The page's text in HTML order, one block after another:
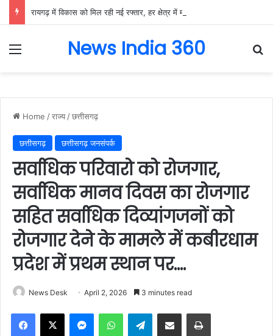
Menu News India 360
Home /राज्य /छत्तीसगढ़
छत्तीसगढ़ छत्तीसगढ़ जनसंपर्क
सर्वाधिक परिवारो को रोजगार,
सर्वाधिक मानव दिवस का रोजगार
सहित सर्वाधिक दिव्यांगजनों को
रोजगार देने के मामले में कबीरधाम
प्रदेश में प्रथम स्थान पर….
News Desk April 2, 2026 3 minutes read
Facebook
X MessengerWhatsAppTelegramShare via Email Print